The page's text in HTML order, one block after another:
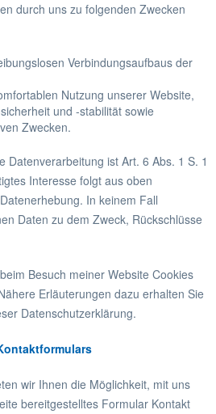
durch uns zu folgenden Zwecken
Verbindungsaufbaus der
Nutzung unserer Website,
und -stabilität sowie
Zwecken.
Datenverarbeitung ist Art. 6 Abs. 1 S. 1
Interesse folgt aus oben
In keinem Fall
Daten zu dem Zweck, Rückschlüsse
Besuch meiner Website Cookies
Erläuterungen dazu erhalten Sie
Datenschutzerklärung.
wir Ihnen die Möglichkeit, mit uns
bereitgestelltes Formular Kontakt